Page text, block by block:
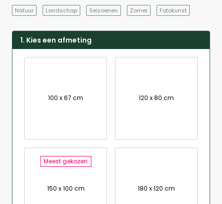
Natuur Landschap Seizoenen Zomer Fotokunst
1. Kies een afmeting
100 x 67 cm 120 x 80 cm
Meest gekozen
150 x 100 cm 180 x 120 cm